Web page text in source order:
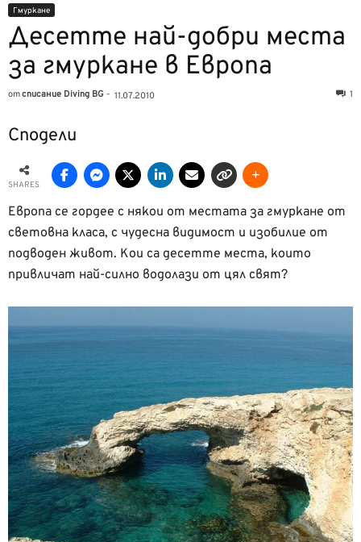
Гмуркане
Десетте най-добри места
за гмуркане в Европа
отсписание Diving BG - 11.07.2010 1
Сподели
SHARES
Европа се гордее с някои от местата за гмуркане от
световна класа, с чудесна видимост и изобилие от
подводен живот. Кои са десетте места, които
привличат най-силно водолази от цял свят?